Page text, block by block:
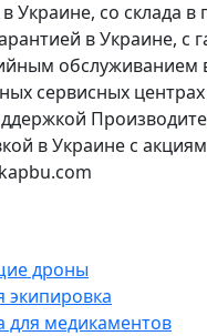
Украине, со склада в
в Украине, с
обслуживанием
сервисных
в Украине с
дроны
экипировка
для медикаментов